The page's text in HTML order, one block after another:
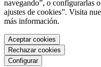
navegando”, o configurarlas
ajustes de cookies”. Visita
más información.
Aceptar cookies
Rechazar cookies
Configurar